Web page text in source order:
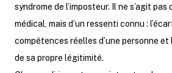
syndrome de l’imposteur. Il ne s’agit pas
médical, mais d’un ressenti connu :
compétences réelles d’une personne et
de sa propre légitimité.